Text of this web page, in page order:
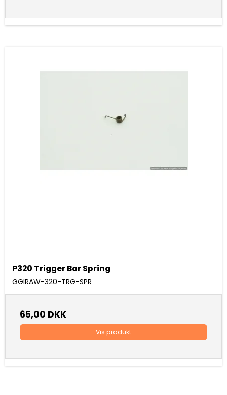
P320 Trigger Bar Spring
GGIRAW-320-TRG-SPR
65,00 DKK
Vis produkt